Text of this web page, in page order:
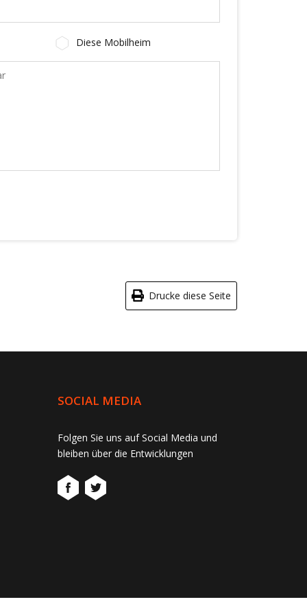
Diese Mobilheim
Drucke diese Seite
SOCIAL MEDIA
Folgen Sie uns auf Social Media und
bleiben über die Entwicklungen